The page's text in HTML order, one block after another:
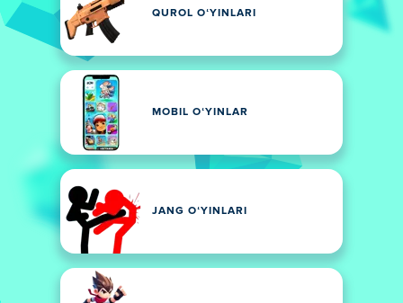
QUROL OʻYINLARI
MOBIL OʻYINLAR
JANG OʻYINLARI